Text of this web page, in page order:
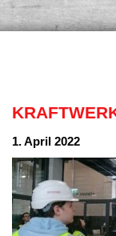
1. April 2022